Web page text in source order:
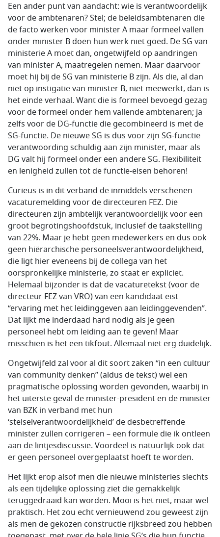
Een ander punt van aandacht: wie is verantwoordelijk
voor de ambtenaren? Stel; de beleidsambtenaren die
de facto werken voor minister A maar formeel vallen
onder minister B doen hun werk niet goed. De SG van
ministerie A moet dan, ongetwijfeld op aandringen
van minister A, maatregelen nemen. Maar daarvoor
moet hij bij de SG van ministerie B zijn. Als die, al dan
niet op instigatie van minister B, niet meewerkt, dan is
het einde verhaal. Want die is formeel bevoegd gezag
voor de formeel onder hem vallende ambtenaren; ja
zelfs voor de DG-functie die gecombineerd is met de
SG-functie. De nieuwe SG is dus voor zijn SG-functie
verantwoording schuldig aan zijn minister, maar als
DG valt hij formeel onder een andere SG. Flexibiliteit
en lenigheid zullen tot de functie-eisen behoren!
Curieus is in dit verband de inmiddels verschenen
vacaturemelding voor de directeuren FEZ. Die
directeuren zijn ambtelijk verantwoordelijk voor een
groot begrotingshoofdstuk, inclusief de taakstelling
van 22%. Maar je hebt geen medewerkers en dus ook
geen hiërarchische personeelsverantwoordelijkheid,
die ligt hier eveneens bij de collega van het
oorspronkelijke ministerie, zo staat er expliciet.
Helemaal bijzonder is dat de vacaturetekst (voor de
directeur FEZ van VRO) van een kandidaat eist
“ervaring met het leidinggeven aan leidinggevenden”.
Dat lijkt me inderdaad hard nodig als je geen
personeel hebt om leiding aan te geven! Maar
misschien is het een tikfout. Allemaal niet erg duidelijk.
Ongetwijfeld zal voor al dit soort zaken “in een cultuur
van community denken” (aldus de tekst) wel een
pragmatische oplossing worden gevonden, waarbij in
het uiterste geval de minister-president en de minister
van BZK in verband met hun
‘stelselverantwoordelijkheid’ de desbetreffende
minister zullen corrigeren – een formule die ik ontleen
aan de lintjesdiscussie. Voordeel is natuurlijk ook dat
er geen personeel overgeplaatst hoeft te worden.
Het lijkt erop alsof men die nieuwe ministeries slechts
als een tijdelijke oplossing ziet die gemakkelijk
teruggedraaid kan worden. Mooi is het niet, maar wel
praktisch. Het zou echt vernieuwend zou geweest zijn
als men de gekozen constructie rijksbreed zou hebben